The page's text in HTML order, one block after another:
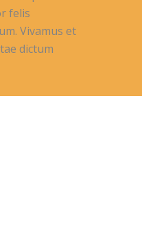
felis
Vivamus et
dictum